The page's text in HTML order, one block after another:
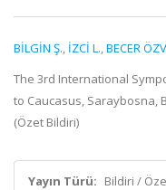
BİLGİN Ş., İZCİ L.,BECER
The 3rd International
to Caucasus, Saraybosna,
(Özet Bildiri)
Yayın Türü: Bildiri /